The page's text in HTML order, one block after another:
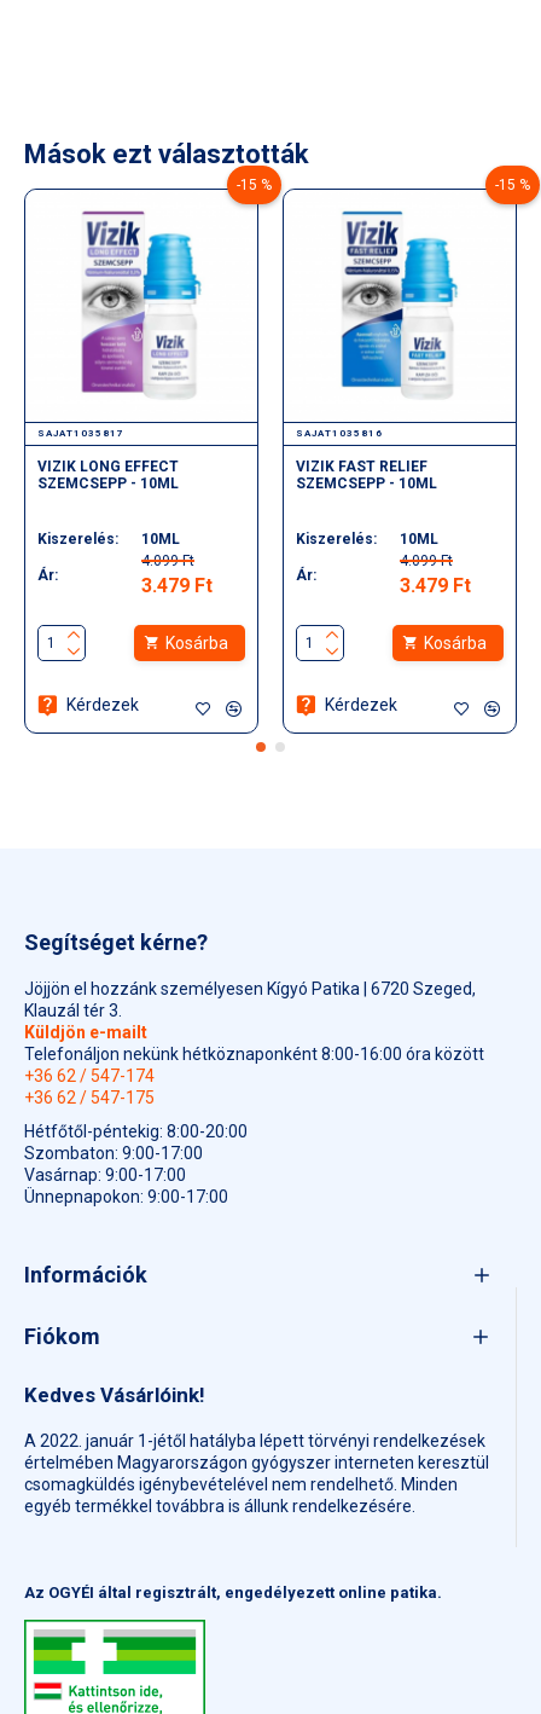
Használata:
Gyengéden masszírozza a nedves hajba és fejbőrbe.
Hagyja hatni 2 percig majd öblítse le.
Kerülje a szemkörnyéket.
Szembe kerülés esetén azonnal öblítse ki.
Ne használja 3 évnél fiatalabb gyermekek esetében.
Mások ezt választották
-15 %
SAJAT1035817
VIZIK LONG EFFECT
SZEMCSEPP - 10ML
Kiszerelés: 10ML
Ár:
4.099 Ft
3.479 Ft
Kosárba
Kérdezek
-15 %
SAJAT1035816
VIZIK FAST RELIEF
SZEMCSEPP - 10ML
Kiszerelés: 10ML
Ár:
4.099 Ft
3.479 Ft
Kosárba
Kérdezek
Segítséget kérne?
Jöjjön el hozzánk személyesen Kígyó Patika | 6720 Szeged,
Klauzál tér 3.
Küldjön e-mailt
Telefonáljon nekünk hétköznaponként 8:00-16:00 óra között
+36 62 / 547-174
+36 62 / 547-175
Hétfőtől-péntekig: 8:00-20:00
Szombaton: 9:00-17:00
Vasárnap: 9:00-17:00
Ünnepnapokon: 9:00-17:00
Információk
Fiókom
Kedves Vásárlóink!
A 2022. január 1-jétől hatályba lépett törvényi rendelkezések
értelmében Magyarországon gyógyszer interneten keresztül
csomagküldés igénybevételével nem rendelhető. Minden
egyéb termékkel továbbra is állunk rendelkezésére.
Az OGYÉI által regisztrált, engedélyezett online patika.